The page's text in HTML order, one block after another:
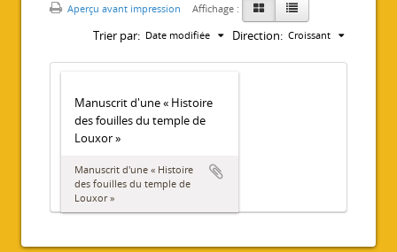
Aperçu avant impression Affichage :
Trier par: Date modifiée Direction: Croissant
Manuscrit d'une « Histoire
des fouilles du temple de
Louxor »
Manuscrit d'une « Histoire
des fouilles du temple de
Louxor »